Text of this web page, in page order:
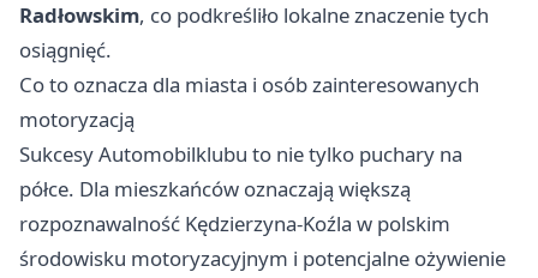
Radłowskim, co podkreśliło lokalne znaczenie tych
osiągnięć.
Co to oznacza dla miasta i osób zainteresowanych
motoryzacją
Sukcesy Automobilklubu to nie tylko puchary na
półce. Dla mieszkańców oznaczają większą
rozpoznawalność Kędzierzyna-Koźla w polskim
środowisku motoryzacyjnym i potencjalne ożywienie